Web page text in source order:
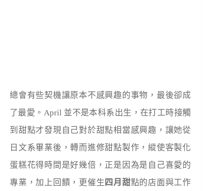
總會有些契機讓原本不感興趣的事物，最後卻成
了最愛。April 並不是本科系出生，在打工時接觸
到甜點才發現自己對於甜點相當感興趣，讓她從
日文系畢業後，轉而進修甜點製作，縱使客製化
蛋糕花得時間是好幾倍，正是因為是自己喜愛的
專業，加上回饋，更催生 四月甜點的店面與工作